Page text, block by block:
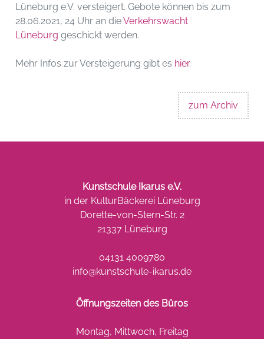
Lüneburg e.V. versteigert. Gebote können bis zum
28.06.2021, 24 Uhr an dieVerkehrswacht
Lüneburg geschickt werden.
Mehr Infos zur Versteigerung gibt es hier.
zum Archiv
Kunstschule Ikarus e.V.
in der KulturBäckerei Lüneburg
Dorette-von-Stern-Str. 2
21337 Lüneburg
04131 4009780
info@kunstschule-ikarus.de
Öffnungszeiten des Büros
Montag, Mittwoch, Freitag